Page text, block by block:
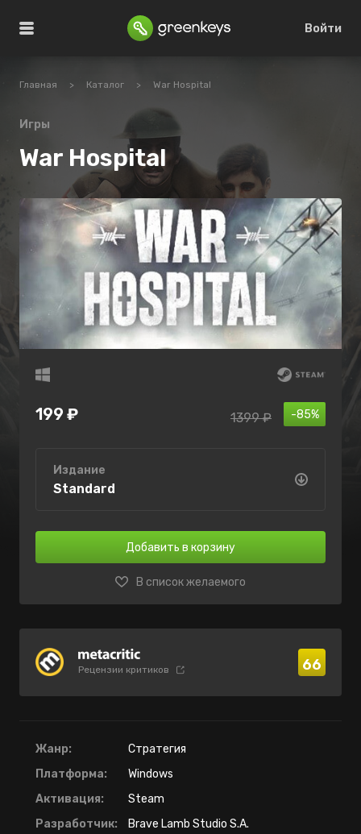
Войти
Главная > Каталог > War Hospital
Игры
War Hospital
199 ₽ -85%
1399 ₽
Издание
Standard
Добавить в корзину
В список желаемого
Рецензии критиков 66
Жанр:
Стратегия
Платформа:
Windows
Активация:
Steam
Разработчик:
Brave Lamb Studio S.A.